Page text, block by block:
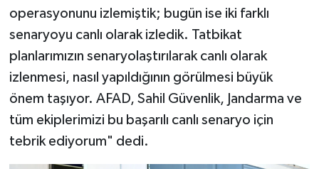
operasyonunu izlemiştik; bugün ise iki farklı
senaryoyu canlı olarak izledik. Tatbikat
planlarımızın senaryolaştırılarak canlı olarak
izlenmesi, nasıl yapıldığının görülmesi büyük
önem taşıyor. AFAD, Sahil Güvenlik, Jandarma ve
tüm ekiplerimizi bu başarılı canlı senaryo için
tebrik ediyorum" dedi.